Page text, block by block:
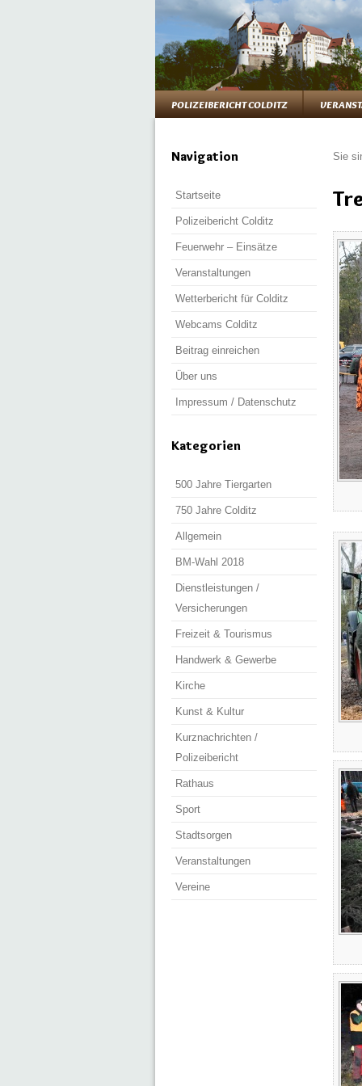
POLIZEIBERICHT COLDITZ
Sie
Navigation
Startseite
Polizeibericht Colditz
Feuerwehr – Einsätze
Veranstaltungen
Wetterbericht für Colditz
Webcams Colditz
Beitrag einreichen
Über uns
Impressum / Datenschutz
Kategorien
500 Jahre Tiergarten
750 Jahre Colditz
Allgemein
BM-Wahl 2018
Dienstleistungen /
Versicherungen
Freizeit & Tourismus
Handwerk & Gewerbe
Kirche
Kunst & Kultur
Kurznachrichten /
Polizeibericht
Rathaus
Sport
Stadtsorgen
Veranstaltungen
Vereine